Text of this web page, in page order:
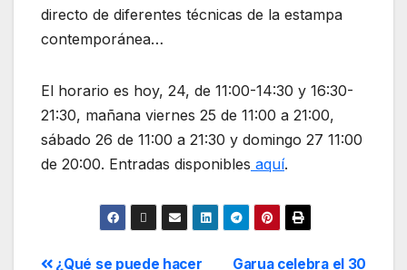
directo de diferentes técnicas de la estampa
contemporánea…
El horario es hoy, 24, de 11:00-14:30 y 16:30-
21:30, mañana viernes 25 de 11:00 a 21:00,
sábado 26 de 11:00 a 21:30 y domingo 27 11:00
de 20:00. Entradas disponibles aquí.
Garua celebra el 30
¿Qué se puede hacer